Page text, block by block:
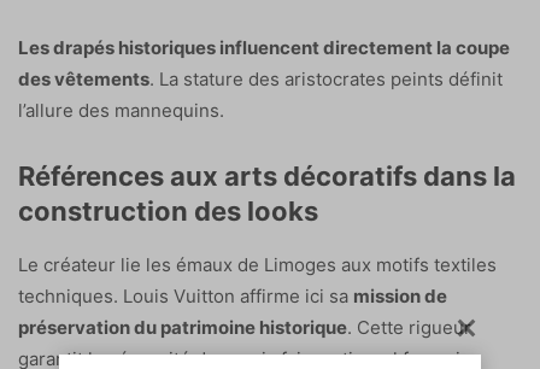
Les drapés historiques influencent directement la coupe
des vêtements. La stature des aristocrates peints définit
l’allure des mannequins.
Références aux arts décoratifs dans la
construction des looks
Le créateur lie les émaux de Limoges aux motifs textiles
techniques. Louis Vuitton affirme ici sa mission de
préservation du patrimoine historique. Cette rigueur
garantit la pérennité du savoir-faire artisanal français.